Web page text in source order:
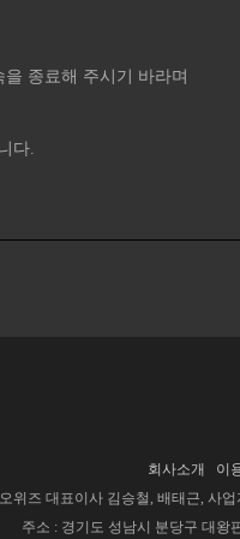
종료해 주시기 바라며
다.
회사소개 이
위즈 대표이사 김승철, 배태근, 사업
주소 : 경기도 성남시 분당구 대왕